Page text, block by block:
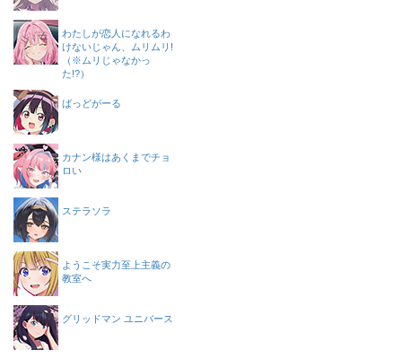
わたしが恋人になれるわ
けないじゃん、ムリムリ!
（※ムリじゃなかっ
た!?）
ばっどがーる
カナン様はあくまでチョ
ロい
ステラソラ
ようこそ実力至上主義の
教室へ
グリッドマン ユニバース